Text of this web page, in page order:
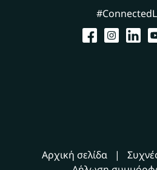
Αρχική σελίδα